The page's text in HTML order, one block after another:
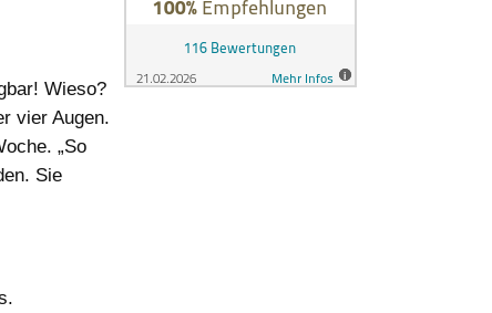
Wieso?
vier Augen.
„So
Sie